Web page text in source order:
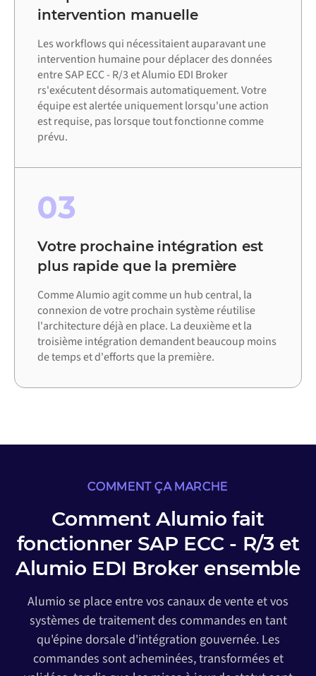
intervention manuelle
Les workflows qui nécessitaient auparavant une
intervention humaine pour déplacer des données
entre SAP ECC - R/3 et Alumio EDI Broker
rs'exécutent désormais automatiquement. Votre
équipe est alertée uniquement lorsqu'une action
est requise, pas lorsque tout fonctionne comme
prévu.
03
Votre prochaine intégration est
plus rapide que la première
Comme Alumio agit comme un hub central, la
connexion de votre prochain système réutilise
l'architecture déjà en place. La deuxième et la
troisième intégration demandent beaucoup moins
de temps et d'efforts que la première.
COMMENT ÇA MARCHE
Comment Alumio fait
fonctionner SAP ECC - R/3 et
Alumio EDI Broker ensemble
Alumio se place entre vos canaux de vente et vos
systèmes de traitement des commandes en tant
qu'épine dorsale d'intégration gouvernée. Les
commandes sont acheminées, transformées et